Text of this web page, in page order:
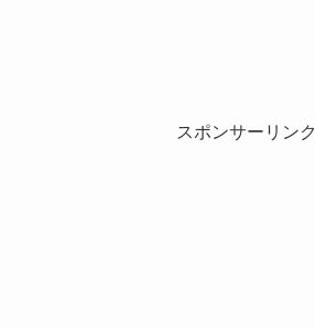
スポンサーリンク